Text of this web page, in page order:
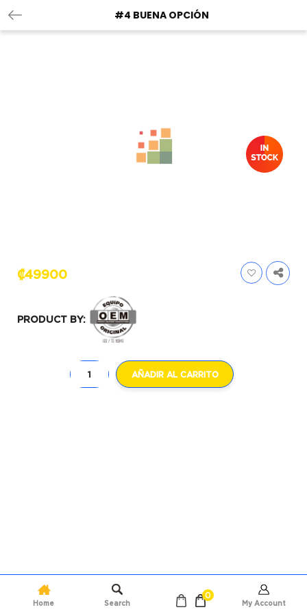
#4 BUENA OPCIÓN
₡49900
PRODUCT BY:
AÑADIR AL CARRITO
Home Search
0
My Account